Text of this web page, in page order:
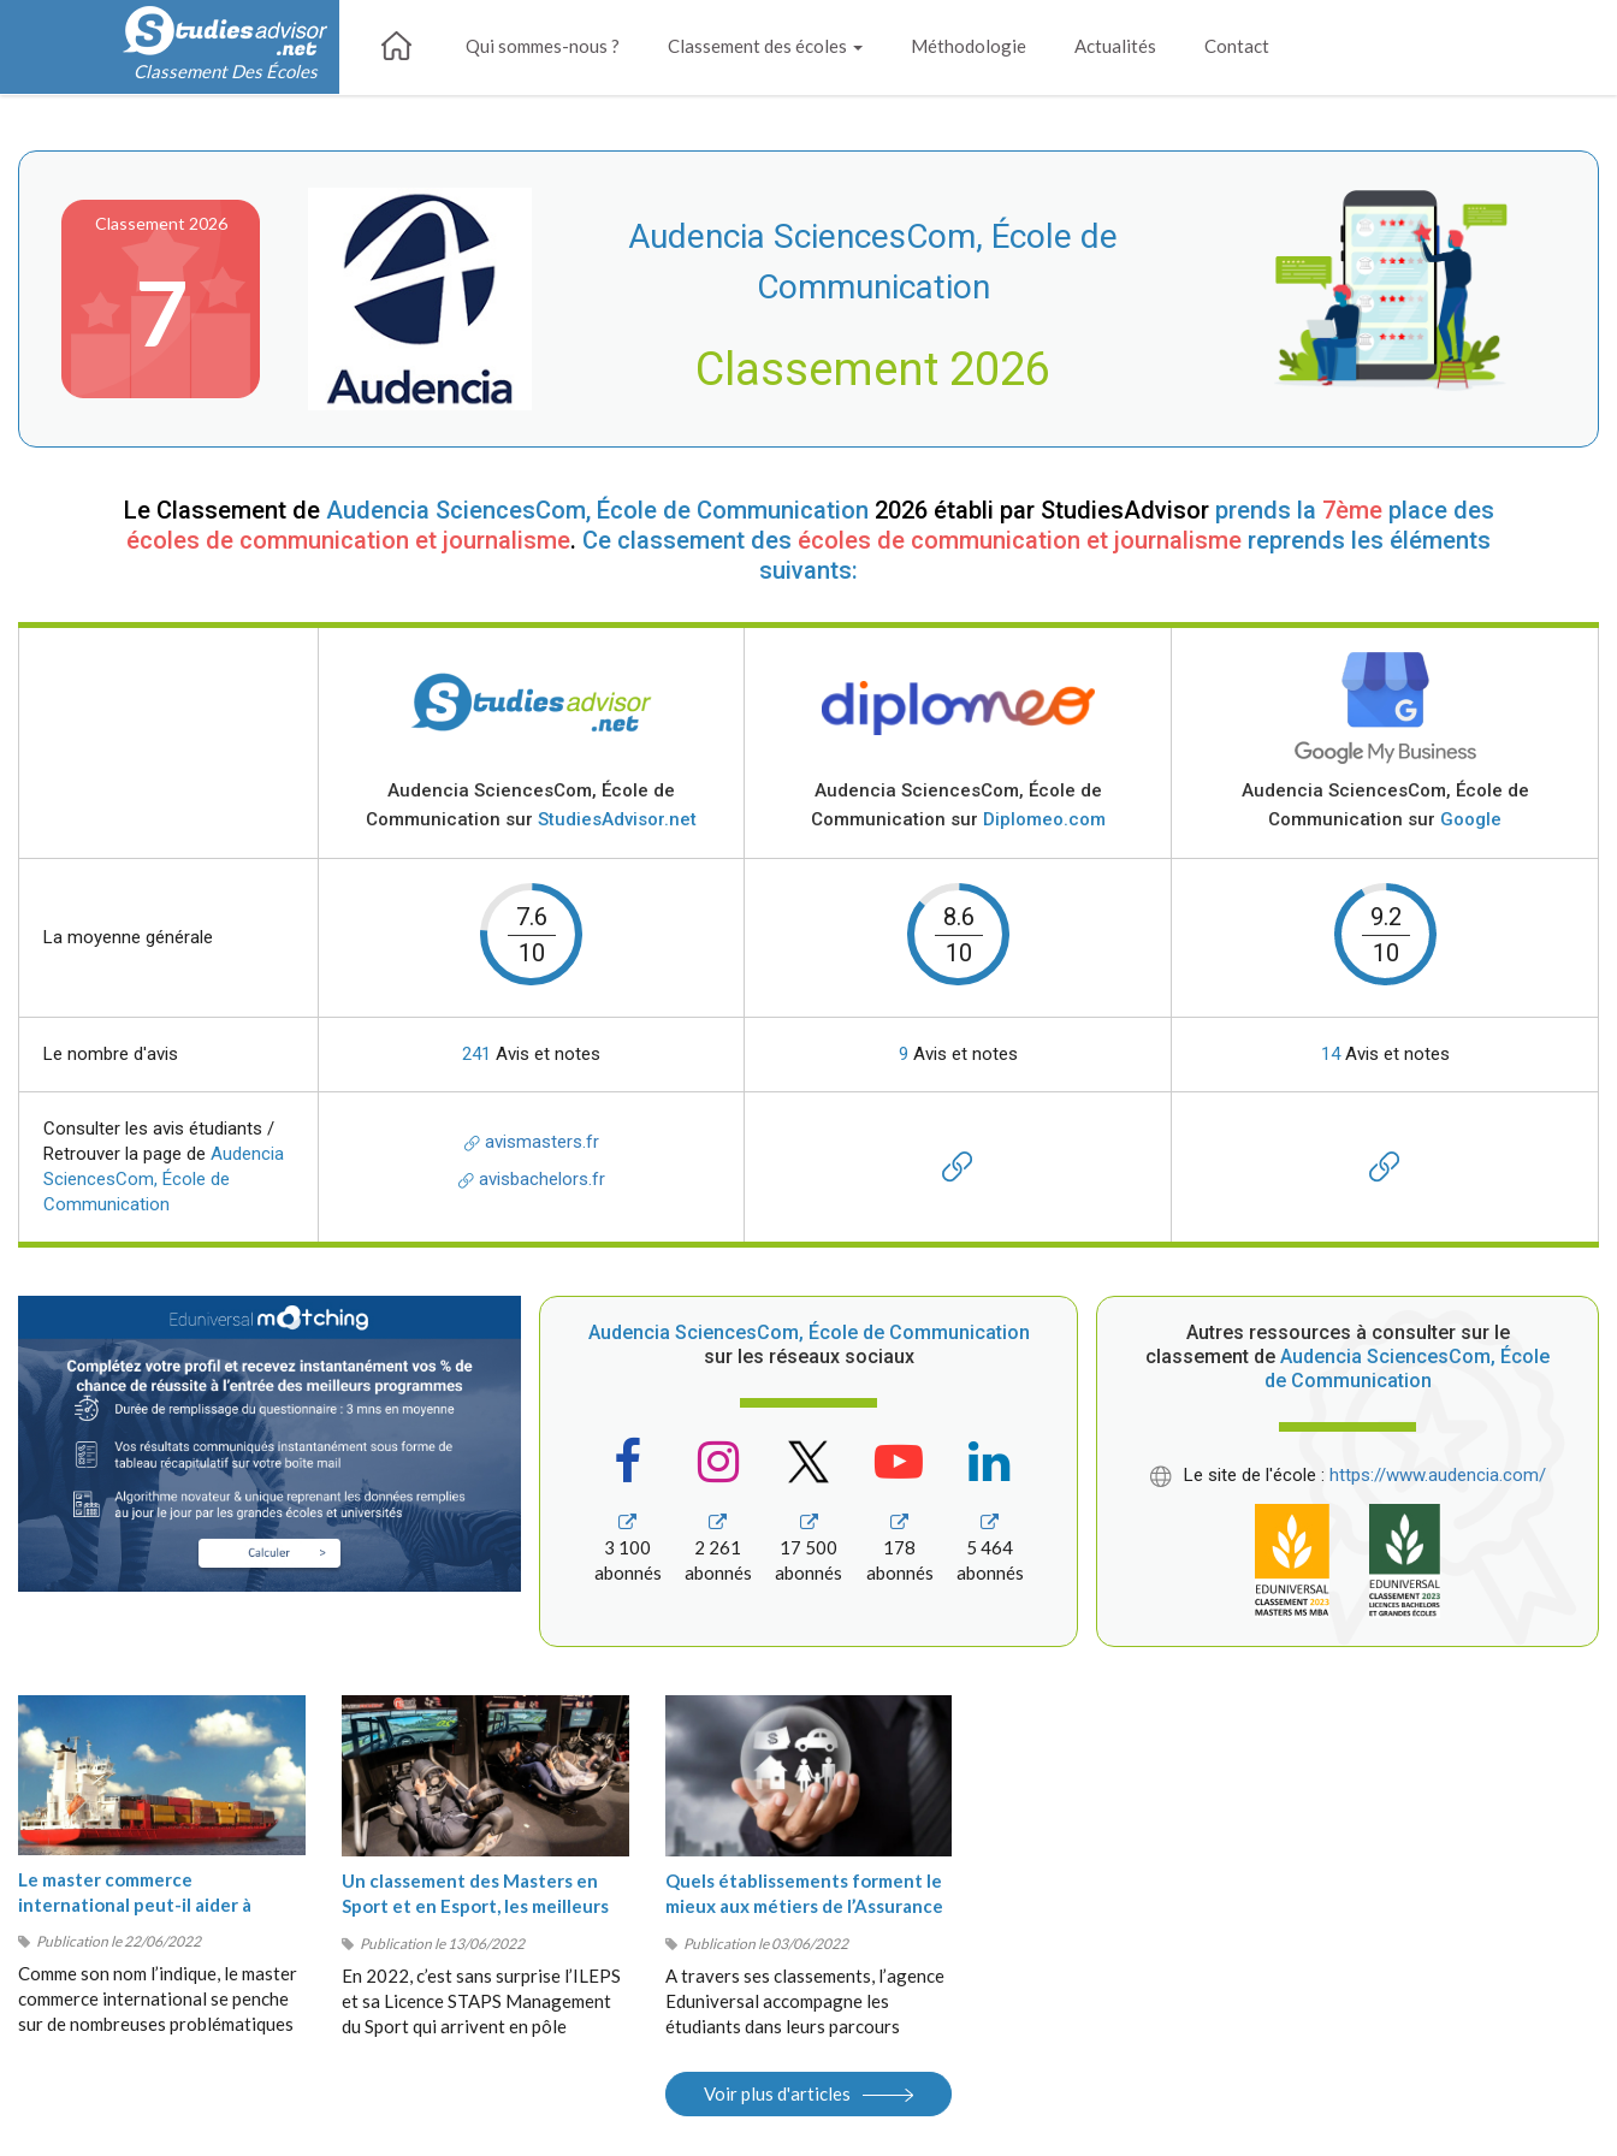
Classement Des Écoles
Qui sommes-nous ? Classement des écoles Méthodologie Actualités Contact
Classement 2026
7
Audencia SciencesCom, École de
Communication
Classement 2026
Le Classement de Audencia SciencesCom, École de Communication 2026 établi par StudiesAdvisor prends la 7èmeplace des
écoles de communication et journalisme. Ce classement des écoles de communication et journalisme reprends les éléments
suivants:
Audencia SciencesCom, École de
Communication sur StudiesAdvisor.net
Audencia SciencesCom, École de
Communication sur Diplomeo.com
Audencia SciencesCom, École de
Communication sur Google
La moyenne générale
7.6
10
8.6
10
9.2
10
Le nombre d'avis 241 Avis et notes 9 Avis et notes 14Avis et notes
Consulter les avis étudiants /
Retrouver la page de Audencia
SciencesCom, École de
Communication
avismasters.fr
avisbachelors.fr
Audencia SciencesCom, École de Communication
sur les réseaux sociaux
3 100
abonnés
2 261
abonnés
17 500
abonnés
178
abonnés
5 464
abonnés
Autres ressources à consulter sur le
classement de Audencia SciencesCom, École
de Communication
Le site de l'école : https://www.audencia.com/
Le master commerce
international peut-il aider à
?
Publication le 22/06/2022
Comme son nom l’indique, le master
commerce international se penche
sur de nombreuses problématiques
Un classement des Masters en
Sport et en Esport, les meilleurs
Publication le 13/06/2022
En 2022, c’est sans surprise l’ILEPS
et sa Licence STAPS Management
du Sport qui arrivent en pôle
Quels établissements forment le
mieux aux métiers de l’Assurance
Publication le 03/06/2022
A travers ses classements, l’agence
Eduniversal accompagne les
étudiants dans leurs parcours
Bac+5, en France et à
l’international. Elle met à la
Voir plus d'articles